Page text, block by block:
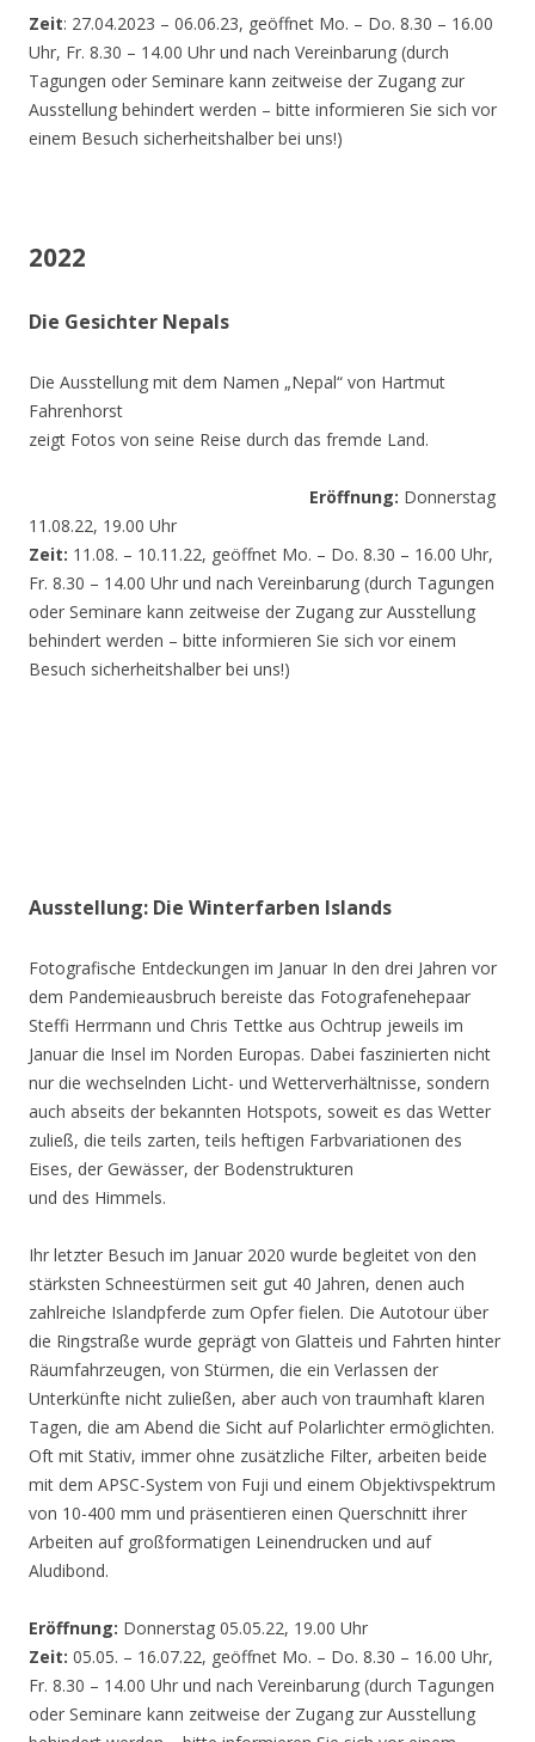
Zeit: 27.04.2023 – 06.06.23, geöffnet Mo. – Do. 8.30 – 16.00
Uhr, Fr. 8.30 – 14.00 Uhr und nach Vereinbarung (durch
Tagungen oder Seminare kann zeitweise der Zugang zur
Ausstellung behindert werden – bitte informieren Sie sich vor
einem Besuch sicherheitshalber bei uns!)
2022
Die Gesichter Nepals
Die Ausstellung mit dem Namen „Nepal“ von Hartmut
Fahrenhorst
zeigt Fotos von seine Reise durch das fremde Land.
Eröffnung: Donnerstag
11.08.22, 19.00 Uhr
Zeit: 11.08. – 10.11.22, geöffnet Mo. – Do. 8.30 – 16.00 Uhr,
Fr. 8.30 – 14.00 Uhr und nach Vereinbarung (durch Tagungen
oder Seminare kann zeitweise der Zugang zur Ausstellung
behindert werden – bitte informieren Sie sich vor einem
Besuch sicherheitshalber bei uns!)
Ausstellung: Die Winterfarben Islands
Fotografische Entdeckungen im Januar In den drei Jahren vor
dem Pandemieausbruch bereiste das Fotografenehepaar
Steffi Herrmann und Chris Tettke aus Ochtrup jeweils im
Januar die Insel im Norden Europas. Dabei faszinierten nicht
nur die wechselnden Licht- und Wetterverhältnisse, sondern
auch abseits der bekannten Hotspots, soweit es das Wetter
zuließ, die teils zarten, teils heftigen Farbvariationen des
Eises, der Gewässer, der Bodenstrukturen
und des Himmels.
Ihr letzter Besuch im Januar 2020 wurde begleitet von den
stärksten Schneestürmen seit gut 40 Jahren, denen auch
zahlreiche Islandpferde zum Opfer fielen. Die Autotour über
die Ringstraße wurde geprägt von Glatteis und Fahrten hinter
Räumfahrzeugen, von Stürmen, die ein Verlassen der
Unterkünfte nicht zuließen, aber auch von traumhaft klaren
Tagen, die am Abend die Sicht auf Polarlichter ermöglichten.
Oft mit Stativ, immer ohne zusätzliche Filter, arbeiten beide
mit dem APSC-System von Fuji und einem Objektivspektrum
von 10-400 mm und präsentieren einen Querschnitt ihrer
Arbeiten auf großformatigen Leinendrucken und auf
Aludibond.
Eröffnung: Donnerstag 05.05.22, 19.00 Uhr
Zeit: 05.05. – 16.07.22, geöffnet Mo. – Do. 8.30 – 16.00 Uhr,
Fr. 8.30 – 14.00 Uhr und nach Vereinbarung (durch Tagungen
oder Seminare kann zeitweise der Zugang zur Ausstellung